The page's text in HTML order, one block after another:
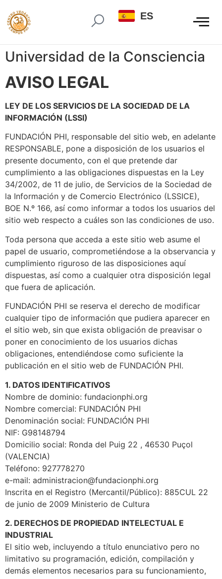
ES
Universidad de la Consciencia
AVISO LEGAL​​
LEY DE LOS SERVICIOS DE LA SOCIEDAD DE LA
INFORMACIÓN (LSSI)
FUNDACIÓN PHI, responsable del sitio web, en adelante
RESPONSABLE, pone a disposición de los usuarios el
presente documento, con el que pretende dar
cumplimiento a las obligaciones dispuestas en la Ley
34/2002, de 11 de julio, de Servicios de la Sociedad de
la Información y de Comercio Electrónico (LSSICE),
BOE N.º 166, así como informar a todos los usuarios del
sitio web respecto a cuáles son las condiciones de uso.
Toda persona que acceda a este sitio web asume el
papel de usuario, comprometiéndose a la observancia y
cumplimiento riguroso de las disposiciones aquí
dispuestas, así como a cualquier otra disposición legal
que fuera de aplicación.
FUNDACIÓN PHI se reserva el derecho de modificar
cualquier tipo de información que pudiera aparecer en
el sitio web, sin que exista obligación de preavisar o
poner en conocimiento de los usuarios dichas
obligaciones, entendiéndose como suficiente la
publicación en el sitio web de FUNDACIÓN PHI.
1. DATOS IDENTIFICATIVOS
Nombre de dominio: fundacionphi.org
Nombre comercial: FUNDACIÓN PHI
Denominación social: FUNDACIÓN PHI
NIF: G98148794
Domicilio social: Ronda del Puig 22 , 46530 Puçol
(VALENCIA)
Teléfono: 927778270
e-mail: administracion@fundacionphi.org
Inscrita en el Registro (Mercantil/Público): 885CUL 22
de junio de 2009 Ministerio de Cultura
2. DERECHOS DE PROPIEDAD INTELECTUAL E
INDUSTRIAL
El sitio web, incluyendo a título enunciativo pero no
limitativo su programación, edición, compilación y
demás elementos necesarios para su funcionamiento,